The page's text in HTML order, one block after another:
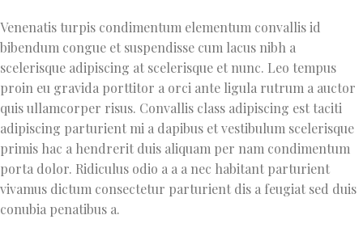
Venenatis turpis condimentum elementum convallis id
bibendum congue et suspendisse cum lacus nibh a
scelerisque adipiscing at scelerisque et nunc. Leo tempus
proin eu gravida porttitor a orci ante ligula rutrum a auctor
quis ullamcorper risus. Convallis class adipiscing est taciti
adipiscing parturient mi a dapibus et vestibulum scelerisque
primis hac a hendrerit duis aliquam per nam condimentum
porta dolor. Ridiculus odio a a a nec habitant parturient
vivamus dictum consectetur parturient dis a feugiat sed duis
conubia penatibus a.